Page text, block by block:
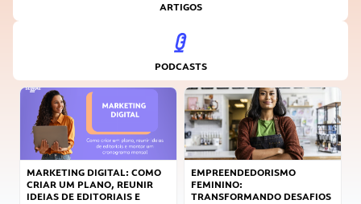
ARTIGOS
PODCASTS
MARKETING DIGITAL: COMO
CRIAR UM PLANO, REUNIR
IDEIAS DE EDITORIAIS E
EMPREENDEDORISMO
FEMININO:
TRANSFORMANDO DESAFIOS